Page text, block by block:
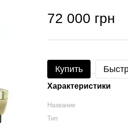
72 000 грн
Купить
Характеристики
Название
Тип